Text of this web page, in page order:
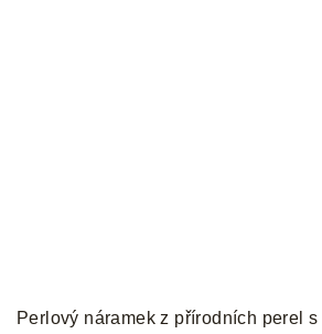
Perlový náramek z přírodních perel s